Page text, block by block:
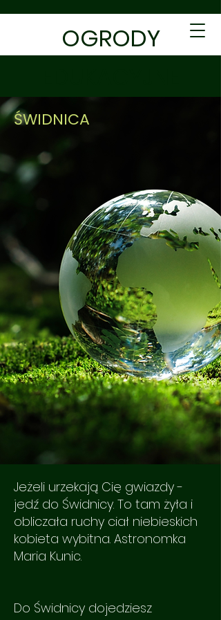
OGRODY
ŚWIDNICA
Jeżeli urzekają Cię gwiazdy -
jedź do Świdnicy. To tam żyła i
obliczała ruchy ciał niebieskich
kobieta wybitna. Astronomka
Maria Kunic.
Do Świdnicy dojedziesz